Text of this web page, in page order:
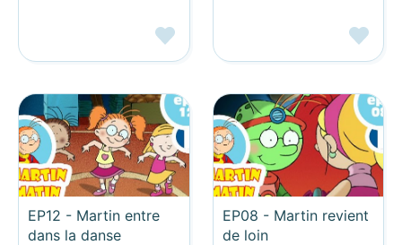
EP12 - Martin entre
dans la danse
EP08 - Martin revient
de loin